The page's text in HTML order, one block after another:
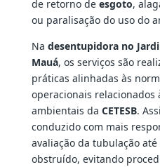
de retorno de esgoto,
ou paralisação do uso do
Na desentupidora no
Mauá, os serviços são
práticas alinhadas às
operacionais relacionados
ambientais da CETESB.
conduzido com mais
avaliação da tubulação
obstruído, evitando